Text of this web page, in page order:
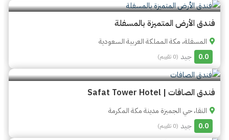
فندق الأرض المتميزة بالمسفلة
المسفلة، مكة المملكة العربية السعودية
0.0
جيد (0 تقييم)
فندق الصافات | Safat Tower Hotel
النقا، حي الجميزة مدينة مكة المكرمة
0.0
جيد (0 تقييم)